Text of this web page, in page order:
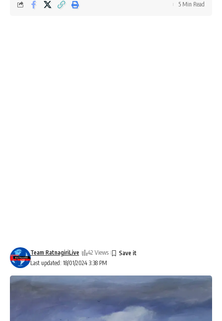
Last updated: 18/01/2024 3:38 PM
Team RatnagiriLive 42 Views
5 Min Read